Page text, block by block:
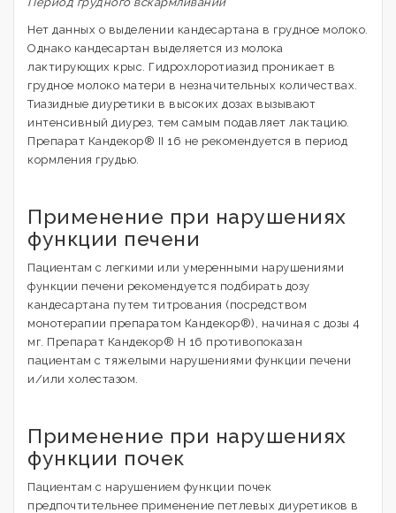
Нет данных о выделении кандесартана в грудное молоко.
Однако кандесартан выделяется из молока
лактирующих крыс. Гидрохлоротиазид проникает в
грудное молоко матери в незначительных количествах.
Тиазидные диуретики в высоких дозах вызывают
интенсивный диурез, тем самым подавляет лактацию.
Препарат Кандекор® II 16 не рекомендуется в период
кормления грудью.
Применение при нарушениях
функции печени
Пациентам с легкими или умеренными нарушениями
функции печени рекомендуется подбирать дозу
кандесартана путем титрования (посредством
монотерапии препаратом Кандекор®), начиная с дозы 4
мг. Препарат Кандекор® Н 16 противопоказан
пациентам с тяжелыми нарушениями функции печени
и/или холестазом.
Применение при нарушениях
функции почек
Пациентам с нарушением функции почек
предпочтительнее применение петлевых диуретиков в